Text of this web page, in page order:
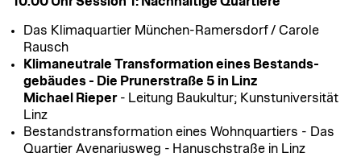
Das Klimaquartier München-Ramersdorf/ Carole
Rausch
Klimaneutrale Transformation eines Bestands­
gebäudes - Die Prunerstraße 5 in Linz
Michael Rieper- Leitung Baukultur; Kunstuniversität
Linz
Bestandstransformation eines Wohnquartiers - Das
Quartier Avenariusweg - Hanuschstraße in Linz